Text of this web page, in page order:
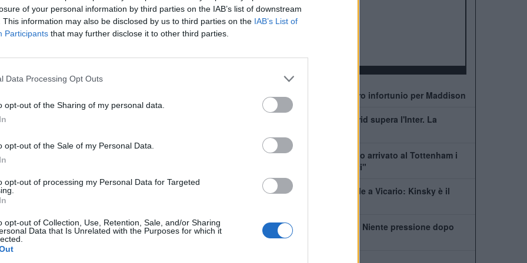
of your personal information by third parties on the IAB’s list of downstream
This information may also be disclosed by us to third parties on the IAB’s List of
Participants that may further disclose it to other third parties.
Data Processing Opt Outs
opt-out of the Sharing of my personal data.
opt-out of the Sale of my Personal Data.
opt-out of processing my Personal Data for Targeted
opt-out of Collection, Use, Retention, Sale, and/or Sharing
Data that Is Unrelated with the Purposes for which it
del
si vede costretto a dover trovare un rinforzo in avanti,
èKane. Berahino rappresenta un vecchio obbiettivo degli
per l’attacco, in secondo piano, ci sonoSandro Ramirez
Premier League:
FA Cup:
Allarme Tottenham: altro infortunio per Maddison
Romero, l'Atletico Madrid supera l'Inter. La
De Zerbi: "Quando sono arrivato al Tottenham i
giocatori erano distrutti"
Tottenham, che succede a Vicario: Kinsky è il
De Zerbi: "Kulusevski? Niente pressione dopo
l'infortunio"